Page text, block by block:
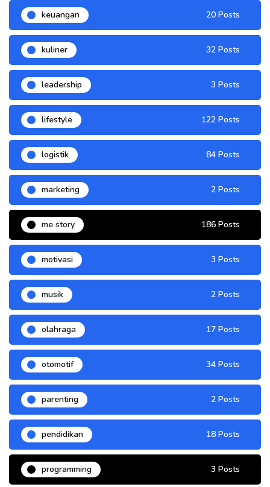
keuangan 20 Posts
kuliner 32 Posts
leadership 3 Posts
lifestyle 122 Posts
logistik 84 Posts
marketing 2 Posts
me story 186 Posts
motivasi 3 Posts
musik 2 Posts
olahraga 17 Posts
otomotif 34 Posts
parenting 2 Posts
pendidikan 18 Posts
programming 3 Posts